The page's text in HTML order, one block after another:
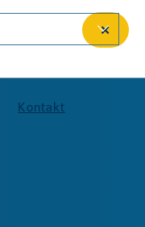
Kontakt
✕